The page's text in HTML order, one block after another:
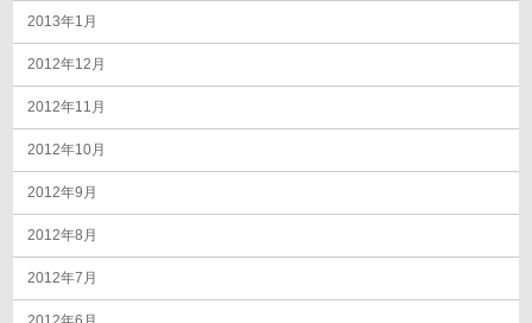
2013年1月
2012年12月
2012年11月
2012年10月
2012年9月
2012年8月
2012年7月